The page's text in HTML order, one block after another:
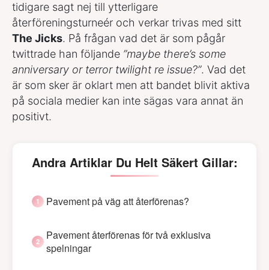
tidigare sagt nej till ytterligare
återföreningsturneér och verkar trivas med sitt
The Jicks. På frågan vad det är som pågår
twittrade han följande ”maybe there’s some
anniversary or terror twilight re issue?”. Vad det
är som sker är oklart men att bandet blivit aktiva
på sociala medier kan inte sägas vara annat än
positivt.
Andra Artiklar Du Helt Säkert Gillar:
Pavement på väg att återförenas?
Pavement återförenas för två exklusiva
spelningar